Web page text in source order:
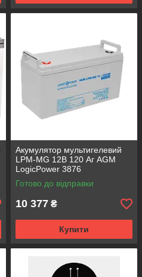
Акумулятор мультигелевий
LPM-MG 12В 120 Аг AGM
LogicPower 3876
Готово до відправки
10 377 ₴
Купити